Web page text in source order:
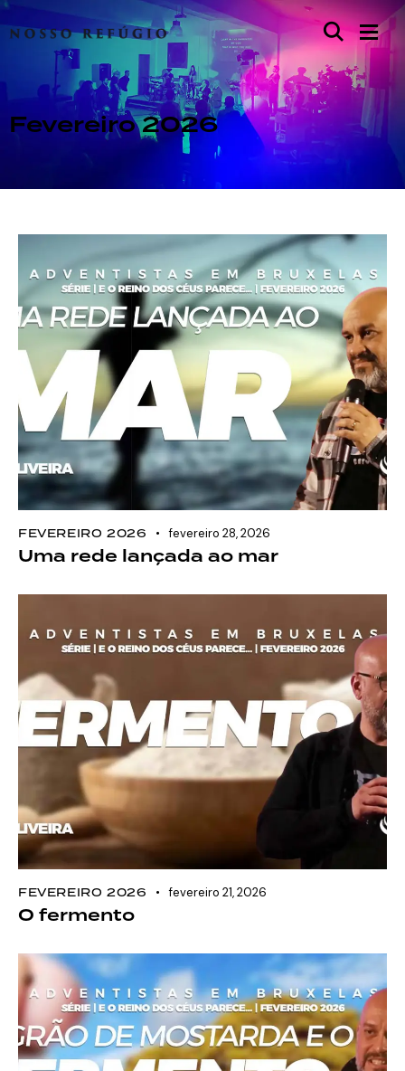
Fevereiro 2026
FEVEREIRO 2026 fevereiro 28, 2026
Uma rede lançada ao mar
FEVEREIRO 2026 fevereiro 21, 2026
O fermento